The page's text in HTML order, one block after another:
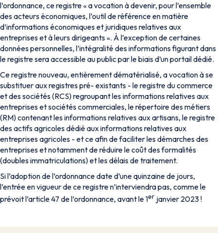
l’ordonnance, ce registre «a vocation à devenir, pour l’ensemble
des acteurs économiques, l’outil de référence en matière
d’informations économiques et juridiques relatives aux
entreprises et à leurs dirigeants». À l’exception de certaines
données personnelles, l’intégralité des informations figurant dans
le registre sera accessible au public par le biais d’un portail dédié.
Ce registre nouveau, entièrement dématérialisé, a vocation à se
substituer aux registres pré- existants - le registre du commerce
et des sociétés (RCS) regroupant les informations relatives aux
entreprises et sociétés commerciales, le répertoire des métiers
(RM) contenant les informations relatives aux artisans, le registre
des actifs agricoles dédié aux informations relatives aux
entreprises agricoles - et ce afin de faciliter les démarches des
entreprises et notamment de réduire le coût des formalités
(doubles immatriculations) et les délais de traitement.
Si l’adoption de l’ordonnance date d’une quinzaine de jours,
l’entrée en vigueur de ce registre n’interviendra pas, comme le
prévoit l’article 47 de l’ordonnance, avant le 1er janvier 2023 !